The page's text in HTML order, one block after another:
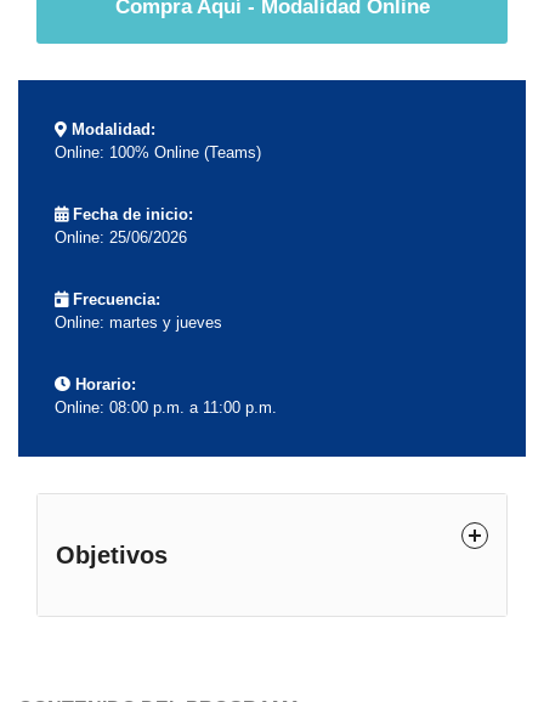
Compra Aquí - Modalidad Online
Modalidad:
Online: 100% Online (Teams)
Fecha de inicio:
Online: 25/06/2026
Frecuencia:
Online: martes y jueves
Horario:
Online: 08:00 p.m. a 11:00 p.m.
Objetivos